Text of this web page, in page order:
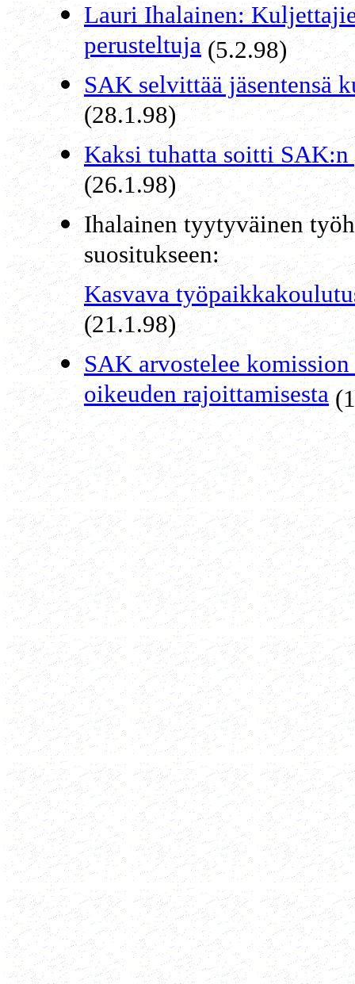
Lauri Ihalainen:
perusteltuja(5.2.98)
SAK selvittää jäsentensä
(28.1.98)
Kaksi tuhatta soitti SAK:n
(26.1.98)
Ihalainen tyytyväinen
suositukseen:
Kasvava
(21.1.98)
SAK arvostelee
oikeuden rajoittamisesta